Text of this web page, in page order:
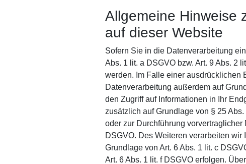
Allgemeine Hinweise
auf dieser Website
Sofern Sie in die Datenverarbeitung
Abs. 1 lit. a DSGVO bzw. Art. 9 Abs. 2
werden. Im Falle einer ausdrücklichen
Datenverarbeitung außerdem auf
den Zugriff auf Informationen in Ihr
zusätzlich auf Grundlage von § 25
oder zur Durchführung
DSGVO. Des Weiteren verarbeiten
Grundlage von Art. 6 Abs. 1 lit. c
Art. 6 Abs. 1 lit. f DSGVO erfolgen.